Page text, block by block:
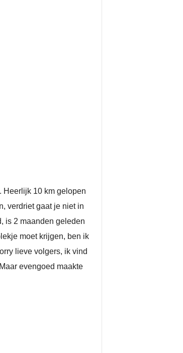
Heerlijk 10 km gelopen
verdriet gaat je niet in
is 2 maanden geleden
moet krijgen, ben ik
lieve volgers, ik vind
evengoed maakte